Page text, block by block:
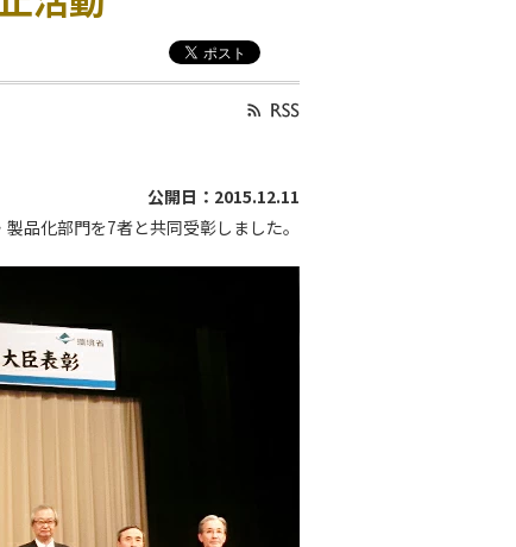
公開日：2015.12.11
品化部門を7者と共同受彰しました。